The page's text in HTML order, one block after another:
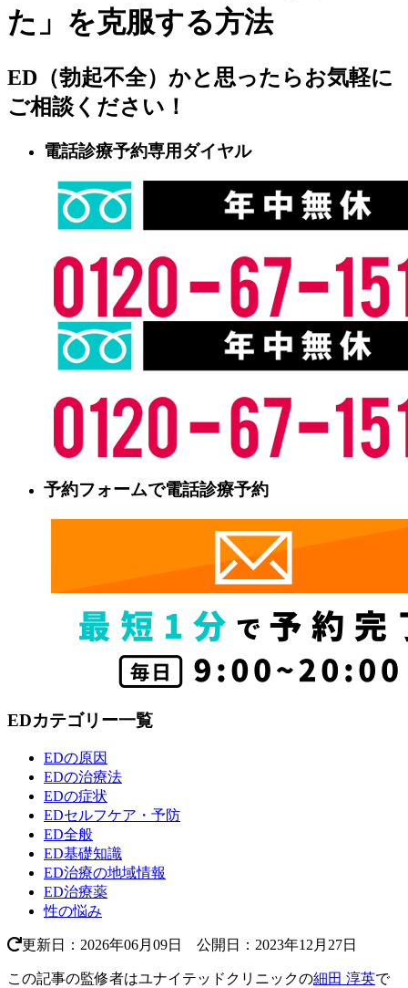
た」を克服する方法
ED（勃起不全）かと思ったらお気軽に
ご相談ください！
電話診療予約専用ダイヤル
予約フォームで電話診療予約
EDカテゴリー一覧
EDの原因
EDの治療法
EDの症状
EDセルフケア・予防
ED全般
ED基礎知識
ED治療の地域情報
ED治療薬
性の悩み
更新日：2026年06月09日 公開日：2023年12月27日
この記事の監修者はユナイテッドクリニックの細田 淳英で